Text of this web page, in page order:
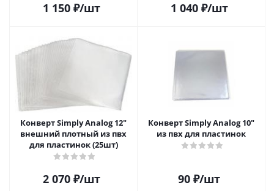
1 150₽/шт 1 040₽/шт
Конверт Simply Analog 12"
внешний плотный из пвх
для пластинок (25шт)
2 070₽/шт
Конверт Simply Analog 10"
из пвх для пластинок
90 ₽/шт